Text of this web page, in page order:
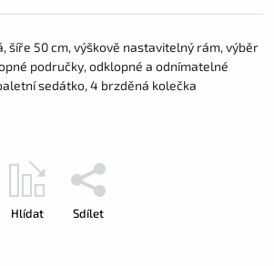
šíře 50 cm, výškově nastavitelný rám, výběr
područky, odklopné a odnímatelné
sedátko, 4 brzděná kolečka
Hlídat Sdílet